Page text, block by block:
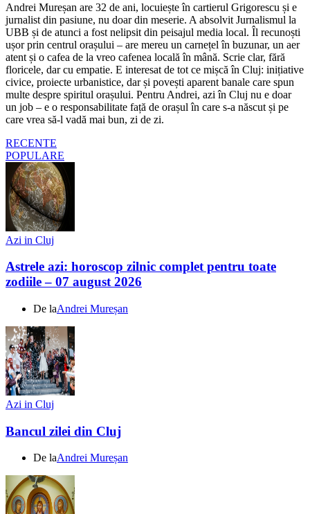
Andrei Mureșan are 32 de ani, locuiește în cartierul Grigorescu și e
jurnalist din pasiune, nu doar din meserie. A absolvit Jurnalismul la
UBB și de atunci a fost nelipsit din peisajul media local. Îl recunoști
ușor prin centrul orașului – are mereu un carnețel în buzunar, un aer
atent și o cafea de la vreo cafenea locală în mână. Scrie clar, fără
floricele, dar cu empatie. E interesat de tot ce mișcă în Cluj: inițiative
civice, proiecte urbanistice, dar și povești aparent banale care spun
multe despre spiritul orașului. Pentru Andrei, azi în Cluj nu e doar
un job – e o responsabilitate față de orașul în care s-a născut și pe
care vrea să-l vadă mai bun, zi de zi.
RECENTE
POPULARE
Azi in Cluj
Astrele azi: horoscop zilnic complet pentru toate
zodiile – 07 august 2026
De laAndrei Mureșan
Azi in Cluj
Bancul zilei din Cluj
De laAndrei Mureșan